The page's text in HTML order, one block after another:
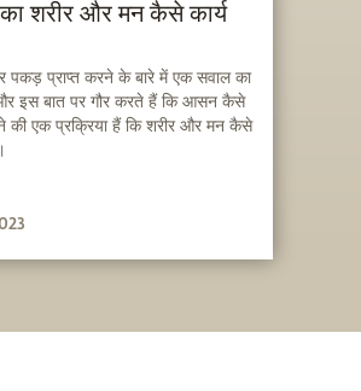
शरीर और मन कैसे कार्य
पकड़ प्राप्त करने के बारे में एक सवाल का
इस बात पर गौर करते हैं कि आसन कैसे
की एक प्रक्रिया हैं कि शरीर और मन कैसे